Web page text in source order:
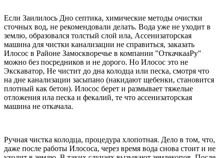
Если Заилилось Дно септика, химические методы очистки
сточных вод, не рекомендовали делать. Вода уже не уходит в
землю, образовался толстый слой ила, Ассенизаторская
машина для чистки канализации не справиться, заказать
Илосос в Районе Замоскворечье в компании "ОткачкааРу"
можно без посредников и не дорого. Но Илосос это не
Экскаватор, Не чистит до дна колодца или песка, смотря что
на дне канализации засыпано (накидают щебенки, становится
плотный как бетон). Илосос берет и размывает тяжелые
отложения ила песка и фекалий, те что ассенизаторская
машина не откачала.
Ручная чистка колодца, процедура хлопотная. Дело в том, что,
даже после работы Илососа, через время вода снова стоит и не